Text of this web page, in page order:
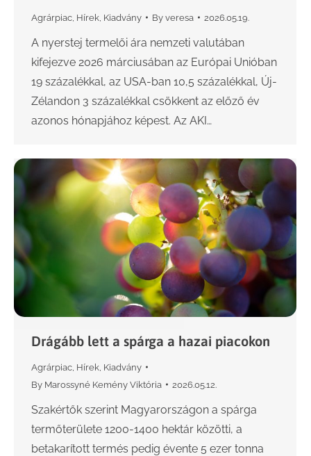
Agrárpiac Hírek Kiadvány By veresa 2026.05.19.
A nyerstej termelői ára nemzeti valutában
kifejezve 2026 márciusában az Európai Unióban
19 százalékkal, az USA-ban 10,5 százalékkal, Új-
Zélandon 3 százalékkal csökkent az előző év
azonos hónapjához képest. Az AKI…
Drágább lett a spárga a hazai piacokon
Agrárpiac Hírek Kiadvány
By Marossyné Kemény Viktória 2026.05.12.
Szakértők szerint Magyarországon a spárga
termőterülete 1200-1400 hektár közötti, a
betakarított termés pedig évente 5 ezer tonna